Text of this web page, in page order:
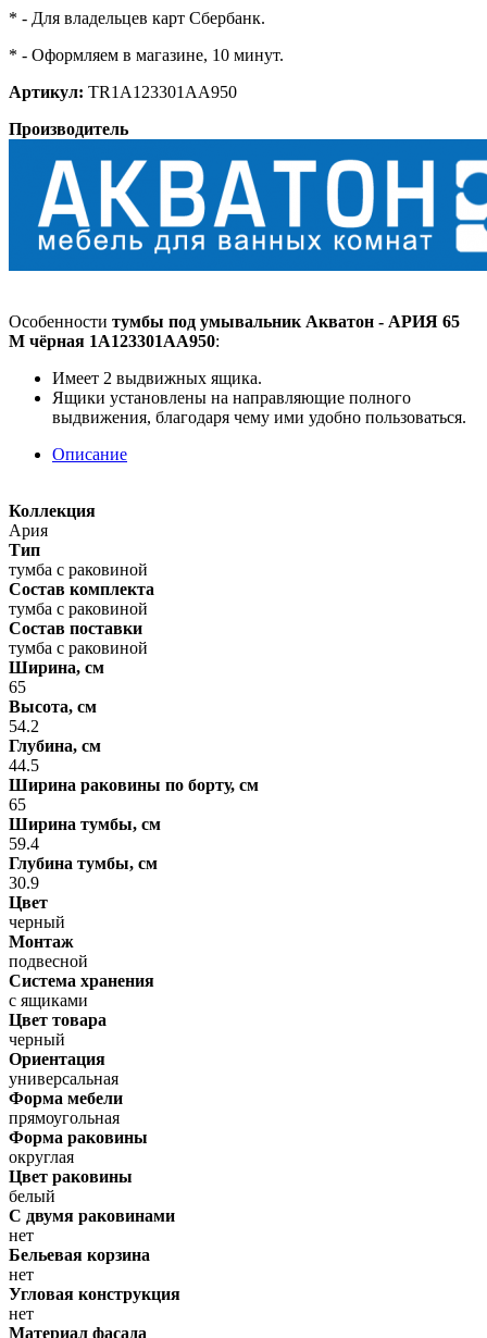
* - Для владельцев карт Сбербанк.
* - Оформляем в магазине, 10 минут.
Артикул: TR1A123301AA950
Производитель
Особенности тумбы под умывальник Акватон - АРИЯ 65
М чёрная 1A123301AA950:
Имеет 2 выдвижных ящика.
Ящики установлены на направляющие полного
выдвижения, благодаря чему ими удобно пользоваться.
Описание
Коллекция
Ария
Тип
тумба с раковиной
Состав комплекта
тумба с раковиной
Состав поставки
тумба с раковиной
Ширина, см
65
Высота, см
54.2
Глубина, см
44.5
Ширина раковины по борту, см
65
Ширина тумбы, см
59.4
Глубина тумбы, см
30.9
Цвет
черный
Монтаж
подвесной
Система хранения
с ящиками
Цвет товара
черный
Ориентация
универсальная
Форма мебели
прямоугольная
Форма раковины
округлая
Цвет раковины
белый
С двумя раковинами
нет
Бельевая корзина
нет
Угловая конструкция
нет
Материал фасада